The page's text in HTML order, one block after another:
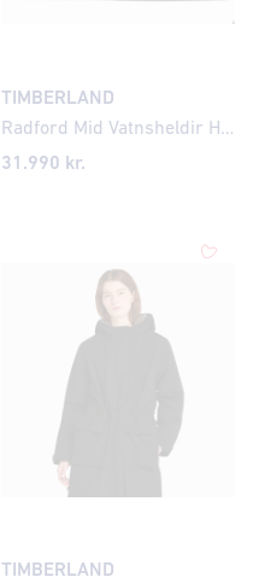
TIMBERLAND
Radford Mid Vatnsheldir Herraleðurskór með Sensorflex
31.990 kr.
TIMBERLAND